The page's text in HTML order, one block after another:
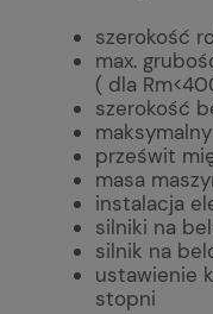
szerokość
max.
( dla
szerokość
prześwit
masa
instalacja
silniki na
silnik na
ustawienie
stopni